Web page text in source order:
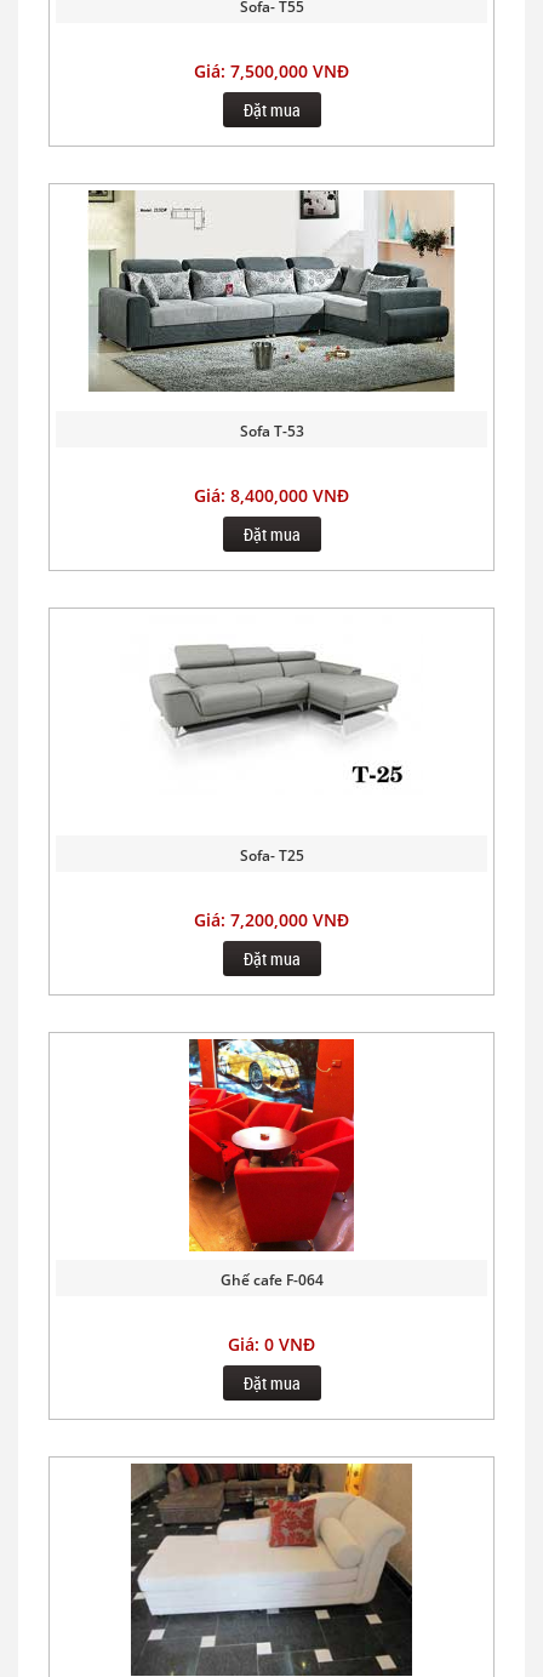
Sofa- T55
Giá: 7,500,000 VNĐ
Đặt mua
Sofa T-53
Giá: 8,400,000 VNĐ
Đặt mua
Sofa- T25
Giá: 7,200,000 VNĐ
Đặt mua
Ghế cafe F-064
Giá: 0 VNĐ
Đặt mua